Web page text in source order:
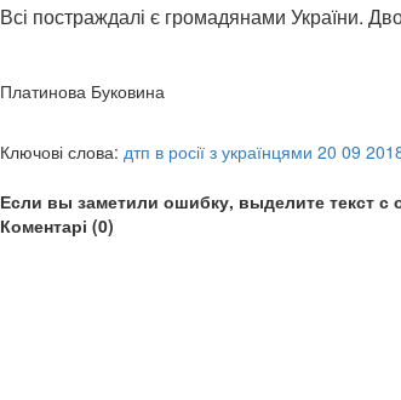
Всі постраждалі є громадянами України.
Платинова Буковина
Ключові слова: дтп в росії з українцями 20 09
Если вы заметили ошибку, выделите текст
Коментарі (0)